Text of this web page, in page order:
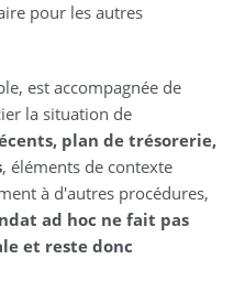
pour les autres
est accompagnée de
la situation de
plan de trésorerie,
, éléments de contexte
à d'autres procédures,
ad hoc ne fait pas
et reste donc